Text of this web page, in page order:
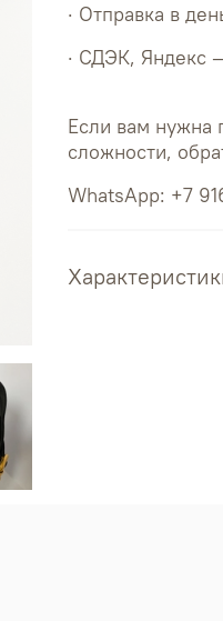
· Отправка в
· СДЭК, Яндекс
Если вам нужна
сложности,
WhatsApp: +7